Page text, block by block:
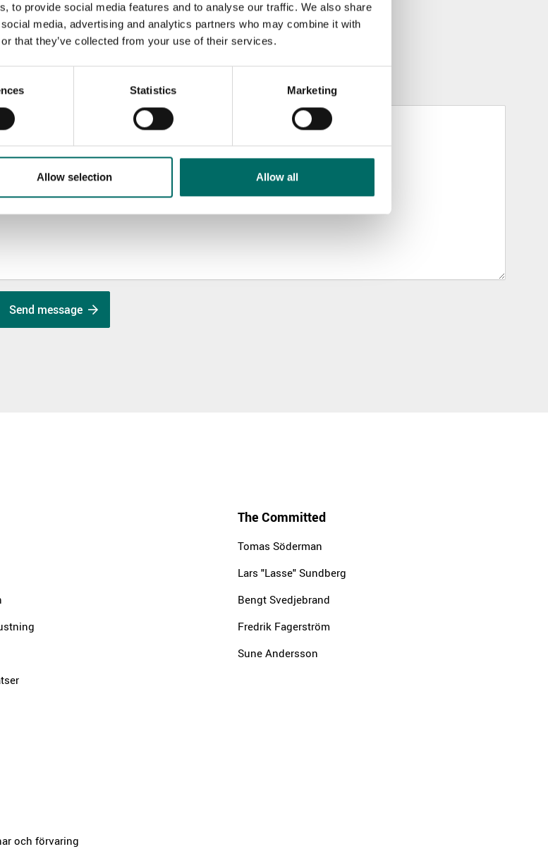
to provide social media features and to analyse our traffic. We also share
media, advertising and analytics partners who may combine it with
that they’ve collected from your use of their services.
Statistics Marketing
Allow selection Allow all
(written in english)
Send message
och förvaring
The Committed
Tomas Söderman
Lars "Lasse" Sundberg
Bengt Svedjebrand
Fredrik Fagerström
Sune Andersson